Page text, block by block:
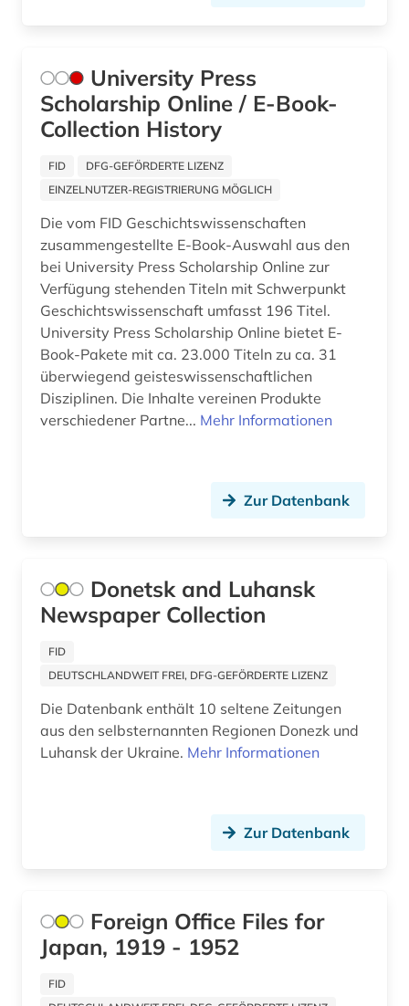
deutscher einwanderer (1)
deutscher gewerkschaftsbund (1)
deutscher orden (2)
deutsches reich (2)
deutsches reich. reichsregierung (1)
deutsches sprachgebiet (10)
deutschland (49)
deutschland &amp;lt ddr&amp;gt (1)
zone&amp;gt (1)
deutschland ddr (1)
deutschland. bundesrat (1)
deutschland. reichskanzlei (1)
digital humanities (2)
diskriminierung (1)
displaced person (1)
University Press
Scholarship Online / E-Book-
Collection History
FID
DFG-GEFÖRDERTE LIZENZ
EINZELNUTZER-REGISTRIERUNG MÖGLICH
Die vom FID Geschichtswissenschaften
zusammengestellte E-Book-Auswahl aus den
bei University Press Scholarship Online zur
Verfügung stehenden Titeln mit Schwerpunkt
Geschichtswissenschaft umfasst 196 Titel.
University Press Scholarship Online bietet E-
Book-Pakete mit ca. 23.000 Titeln zu ca. 31
überwiegend geisteswissenschaftlichen
Disziplinen. Die Inhalte vereinen Produkte
verschiedener Partne... Mehr Informationen
Zur Datenbank
Donetsk and Luhansk
Newspaper Collection
FID
DEUTSCHLANDWEIT FREI, DFG-GEFÖRDERTE LIZENZ
Die Datenbank enthält 10 seltene Zeitungen
aus den selbsternannten Regionen Donezk und
Luhansk der Ukraine. Mehr Informationen
Zur Datenbank
Foreign Office Files for
Japan, 1919 - 1952
FID